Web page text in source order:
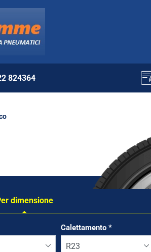
824364
dimensione
Calettamento*